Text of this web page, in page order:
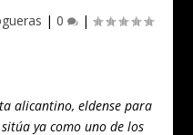
| 0 |
alicantino, eldense para
ya como uno de los